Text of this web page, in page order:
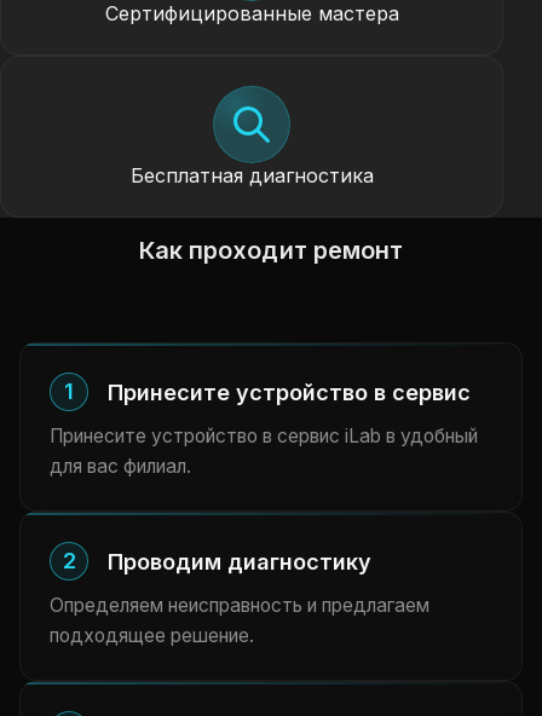
Сертифицированные мастера
Бесплатная диагностика
Как проходит ремонт
1 Принесите устройство в сервис
Принесите устройство в сервис iLab в удобный
для вас филиал.
2 Проводим диагностику
Определяем неисправность и предлагаем
подходящее решение.